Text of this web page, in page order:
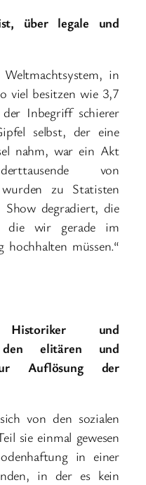
über legale und
in
viel besitzen wie 3,7
Inbegriff schierer
selbst, der eine
nahm, war ein Akt
von
wurden zu Statisten
Show degradiert, die
die wir gerade im
müssen.“
und
den elitären und
Auflösung der
von den sozialen
sie einmal gewesen
in einer
in der es kein